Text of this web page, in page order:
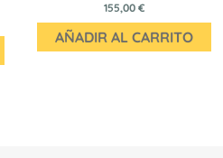
155,00 €
AÑADIR AL CARRITO